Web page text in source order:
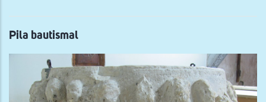
Pila bautismal